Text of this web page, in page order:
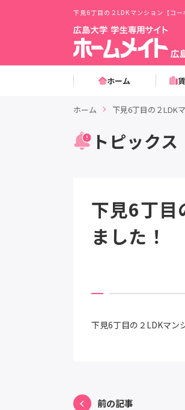
下見6丁目の２LDKマンション【コ
ホーム
ホーム 下見6丁目の２LDK
トピックス
下見6丁目
ました！
下見6丁目の２LDKマン
前の記事